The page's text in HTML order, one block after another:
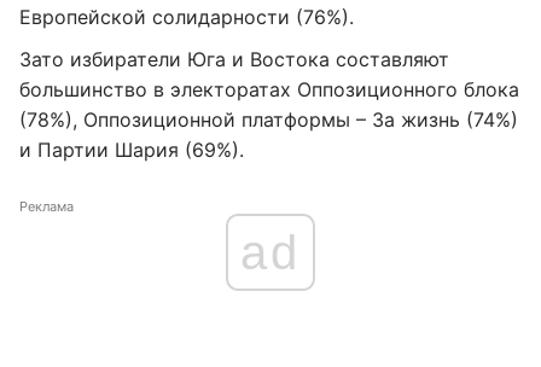
Европейской солидарности (76%).
Зато избиратели Юга и Востока составляют
большинство в электоратах Оппозиционного блока
(78%), Оппозиционной платформы – За жизнь (74%)
и Партии Шария (69%).
Реклама
ad